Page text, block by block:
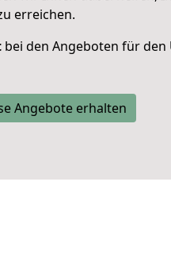
erreichen.
bei den Angeboten für den
Angebote erhalten